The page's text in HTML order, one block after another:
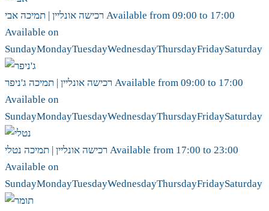
רכישה אונליין | תמיכה Available from 09:00 to 17:00
Available on
SundayMondayTuesdayWednesdayThursdayFridaySaturday
רכישה אונליין | תמיכה Available from 09:00 to 17:00
Available on
SundayMondayTuesdayWednesdayThursdayFridaySaturday
רכישה אונליין | תמיכה Available from 17:00 to 23:00
Available on
SundayMondayTuesdayWednesdayThursdayFridaySaturday